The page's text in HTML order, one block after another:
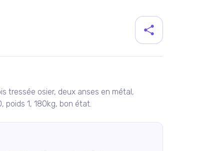
tressée osier, deux anses en métal,
poids 1, 180kg, bon état.